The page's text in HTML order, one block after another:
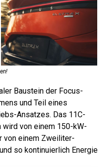
Baustein der Focus-
und Teil eines
Ansatzes. Das 11C-
von einem 150-kW-
von einem Zweiliter-
so kontinuierlich Energie